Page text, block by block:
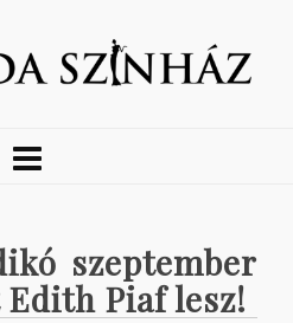
szeptember
Piaf lesz!